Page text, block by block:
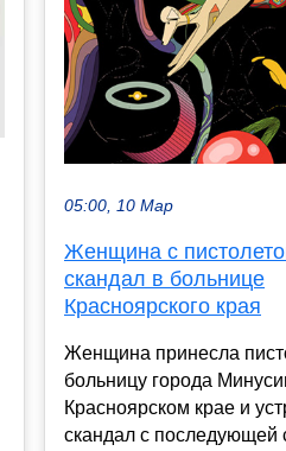
05:00, 10 Мар
Женщина с
скандал в больнице
Красноярского края
Женщина принесла
больницу города
Красноярском крае и
скандал с последующей